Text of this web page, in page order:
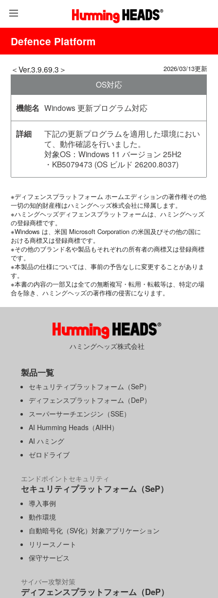
Defence Platform
＜Ver.3.9.69.3＞ 2026/03/13更新
OS対応
Windows 更新プログラム対応
下記の更新プログラムを適用した環境におい
て、動作確認を行いました。
対象OS：Windows 11 バージョン 25H2
・KB5079473 (OS ビルド 26200.8037)
※ディフェンスプラットフォーム ホームエディションの著作権その他
一切の知的財産権はハミングヘッズ株式会社に帰属します。
※ハミングヘッズディフェンスプラットフォームは、ハミングヘッズ
の登録商標です。
※Windows は、米国 Microsoft Corporation の米国及びその他の国に
おける商標又は登録商標です。
※その他のブランド名や製品もそれぞれの所有者の商標又は登録商標
です。
※本製品の仕様については、事前の予告なしに変更することがありま
す。
※本書の内容の一部又は全ての無断複写・転用・転載等は、特定の場
合を除き、ハミングヘッズの著作権の侵害になります。
ハミングヘッズ株式会社
製品一覧
セキュリティプラットフォーム（SeP）
ディフェンスプラットフォーム（DeP）
スーパーサーチエンジン（SSE）
AI Humming Heads（AIHH）
AI ハミング
ゼロドライブ
エンドポイントセキュリティ
セキュリティプラットフォーム（SeP）
導入事例
動作環境
自動暗号化（SV化）対象アプリケーション
リリースノート
保守サービス
サイバー攻撃対策
ディフェンスプラットフォーム（DeP）